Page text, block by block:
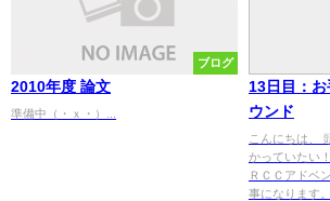
ブログ
2010年度 論文
準備中（・ｘ・）...
13日目：
ウンド
こんにちは、
かっていたい
ＲＣＣアドベ
事になります。